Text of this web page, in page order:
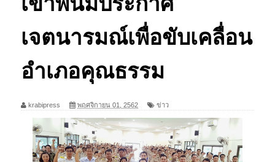
เจตนารมณ์เพื่อขับเคลื่อน
อำเภอคุณธรรม
krabipress พฤศจิกายน 01, 2562 ข่าว